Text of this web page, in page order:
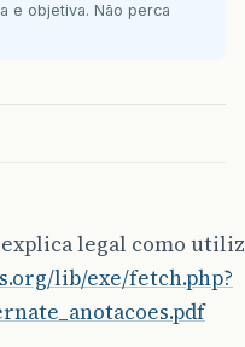
e objetiva. Não perca
explica legal como
lib/exe/fetch.php?